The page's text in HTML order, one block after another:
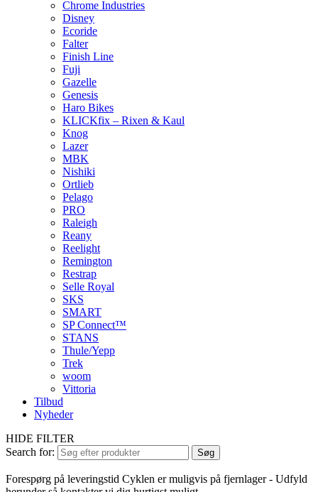
Chrome Industries
Disney
Ecoride
Falter
Finish Line
Fuji
Gazelle
Genesis
Haro Bikes
KLICKfix – Rixen & Kaul
Knog
Lazer
MBK
Nishiki
Ortlieb
Pelago
PRO
Raleigh
Reany
Reelight
Remington
Restrap
Selle Royal
SKS
SMART
SP Connect™
STANS
Thule/Yepp
Trek
woom
Vittoria
Tilbud
Nyheder
HIDE FILTER
Search for:
Søg
Forespørg på leveringstid Cyklen er muligvis på fjernlager - Udfyld